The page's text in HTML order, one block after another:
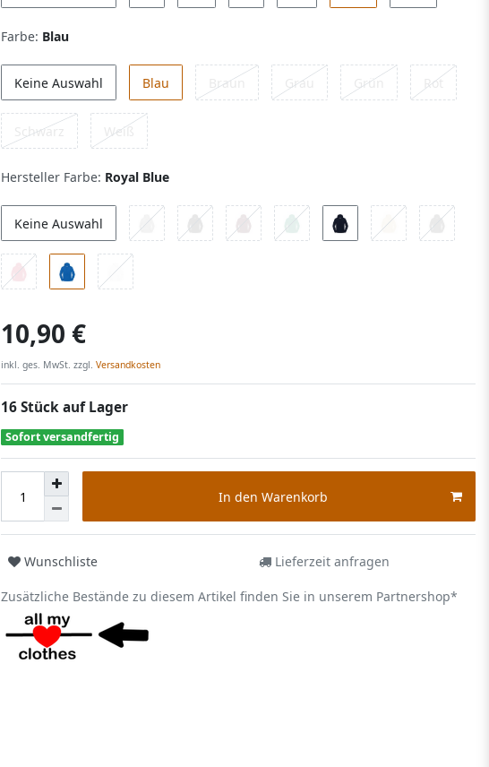
Farbe: Blau
Keine Auswahl Blau Braun Grau Grün Rot
Schwarz Weiß
Hersteller Farbe: Royal Blue
Keine Auswahl
10,90 €
inkl. ges. MwSt. zzgl. Versandkosten
16 Stück auf Lager
Sofort versandfertig
In den Warenkorb
Wunschliste Lieferzeit anfragen
Zusätzliche Bestände zu diesem Artikel finden Sie in unserem Partnershop*